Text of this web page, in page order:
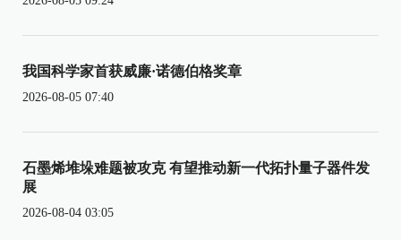
我国科学家首获威廉·诺德伯格奖章
2026-08-05 07:40
石墨烯堆垛难题被攻克 有望推动新一代拓扑量子器件发
展
2026-08-04 03:05